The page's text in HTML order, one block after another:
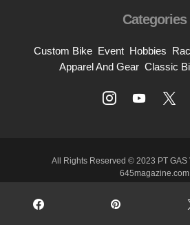
Categories
Custom Bike Event Hobbies
Apparel And Gear Classic
All Rights Reserved © 2023 PT
645magazine.com
Contact Privacy And